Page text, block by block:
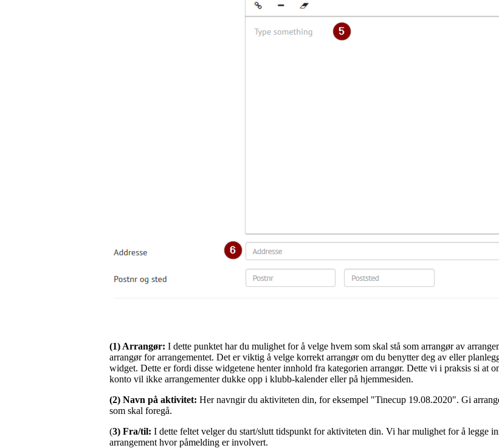
(1) Arrangør: I dette punktet har du mulighet for å velge hvem som skal stå som arrangør av
arrangør for arrangementet. Det er viktig å velge korrekt arrangør om du benytter deg av eller
widget. Dette er fordi disse widgetene henter innhold fra kategorien arrangør. Dette vi i praksis si at
konto vil ikke arrangementer dukke opp i klubb-kalender eller på hjemmesiden.
(2) Navn på aktivitet: Her navngir du aktiviteten din, for eksempel "Tinecup 19.08.2020". Gi
som skal foregå.
(3) Fra/til: I dette feltet velger du start/slutt tidspunkt for aktiviteten din. Vi har mulighet for å legge
arrangement hvor påmelding er involvert.